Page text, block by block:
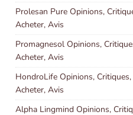
Prolesan Pure Opinions,
Acheter, Avis
Promagnesol Opinions,
Acheter, Avis
HondroLife Opinions,
Acheter, Avis
Alpha Lingmind Opinions,